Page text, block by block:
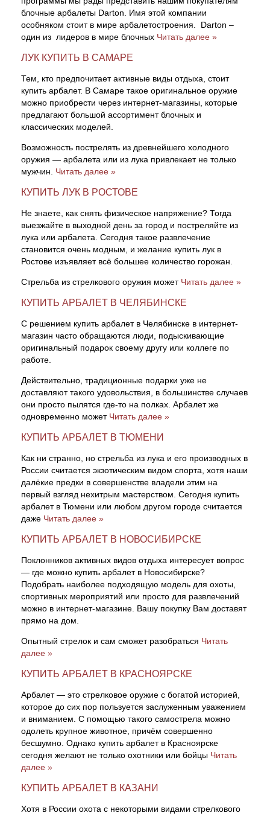
блочные арбалеты Darton. Имя этой компании
особняком стоит в мире арбалетостроения. Darton –
один из лидеров в мире блочных Читать далее »
ЛУК КУПИТЬ В САМАРЕ
Тем, кто предпочитает активные виды отдыха, стоит
купить арбалет. В Самаре такое оригинальное оружие
можно приобрести через интернет-магазины, которые
предлагают большой ассортимент блочных и
классических моделей.
Возможность пострелять из древнейшего холодного
оружия — арбалета или из лука привлекает не только
мужчин. Читать далее »
КУПИТЬ ЛУК В РОСТОВЕ
Не знаете, как снять физическое напряжение? Тогда
выезжайте в выходной день за город и постреляйте из
лука или арбалета. Сегодня такое развлечение
становится очень модным, и желание купить лук в
Ростове изъявляет всё большее количество горожан.
Стрельба из стрелкового оружия может Читать далее »
КУПИТЬ АРБАЛЕТ В ЧЕЛЯБИНСКЕ
С решением купить арбалет в Челябинске в интернет-
магазин часто обращаются люди, подыскивающие
оригинальный подарок своему другу или коллеге по
работе.
Действительно, традиционные подарки уже не
доставляют такого удовольствия, в большинстве случаев
они просто пылятся где-то на полках. Арбалет же
одновременно может Читать далее »
КУПИТЬ АРБАЛЕТ В ТЮМЕНИ
Как ни странно, но стрельба из лука и его производных в
России считается экзотическим видом спорта, хотя наши
далёкие предки в совершенстве владели этим на
первый взгляд нехитрым мастерством. Сегодня купить
арбалет в Тюмени или любом другом городе считается
даже Читать далее »
КУПИТЬ АРБАЛЕТ В НОВОСИБИРСКЕ
Поклонников активных видов отдыха интересует вопрос
— где можно купить арбалет в Новосибирске?
Подобрать наиболее подходящую модель для охоты,
спортивных мероприятий или просто для развлечений
можно в интернет-магазине. Вашу покупку Вам доставят
прямо на дом.
Опытный стрелок и сам сможет разобраться Читать
далее »
КУПИТЬ АРБАЛЕТ В КРАСНОЯРСКЕ
Арбалет — это стрелковое оружие с богатой историей,
которое до сих пор пользуется заслуженным уважением
и вниманием. С помощью такого самострела можно
одолеть крупное животное, причём совершенно
бесшумно. Однако купить арбалет в Красноярске
сегодня желают не только охотники или бойцы Читать
далее »
КУПИТЬ АРБАЛЕТ В КАЗАНИ
Хотя в России охота с некоторыми видами стрелкового